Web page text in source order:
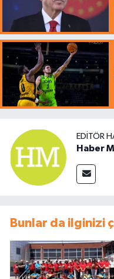
EDITÖR
Haber
Bunlar da ilginizi